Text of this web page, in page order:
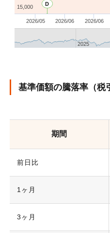
D
2026/05 2026/06 2026/06
2025
15,000
基準価額の騰落率（税
期間
前日比
1ヶ月
3ヶ月